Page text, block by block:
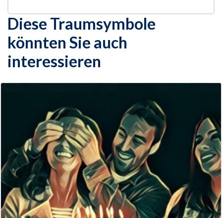
Diese Traumsymbole
könnten Sie auch
interessieren